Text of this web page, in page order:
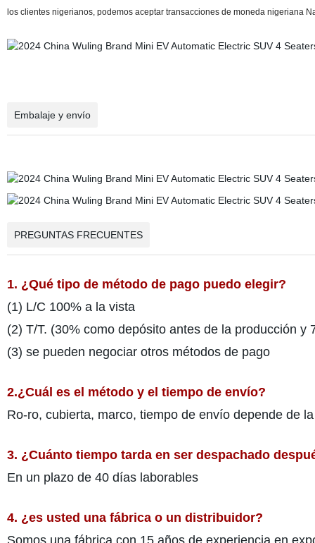
los clientes nigerianos, podemos aceptar transacciones de moneda nigeriana
Embalaje y envío
PREGUNTAS FRECUENTES
1. ¿Qué tipo de método de pago puedo elegir?
(1) L/C 100% a la vista
(2) T/T. (30% como depósito antes de la producción y
(3) se pueden negociar otros métodos de pago
2.¿Cuál es el método y el tiempo de envío?
Ro-ro, cubierta, marco, tiempo de envío depende de
3. ¿Cuánto tiempo tarda en ser despachado
En un plazo de 40 días laborables
4. ¿es usted una fábrica o un distribuidor?
Somos una fábrica con 15 años de experiencia en